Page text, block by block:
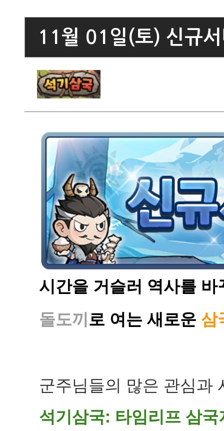
11월 01일(토) 신규서
시 간을 거슬러 역사를
돌도끼 로 여는 새로운 삼
군주님들의 많은 관심과
석기삼국: 타임리프 삼국